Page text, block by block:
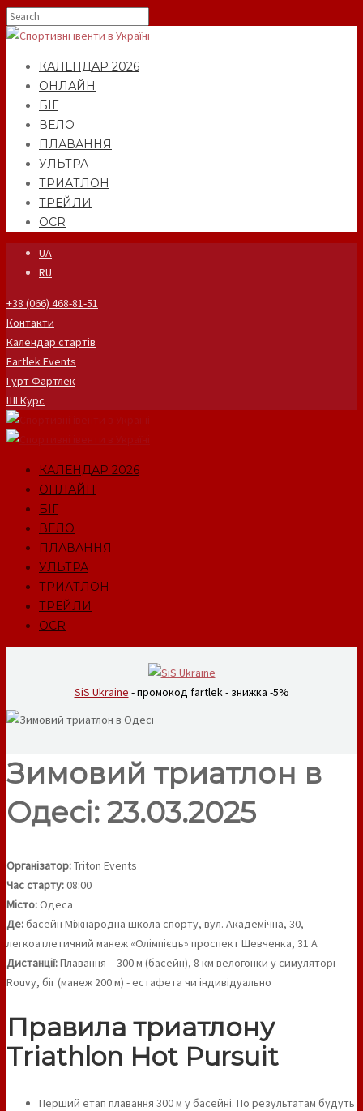
КАЛЕНДАР 2026
ОНЛАЙН
БІГ
ВЕЛО
ПЛАВАННЯ
УЛЬТРА
ТРИАТЛОН
ТРЕЙЛИ
OCR
UA
RU
+38 (066) 468-81-51
Контакти
Календар стартів
Fartlek Events
Гурт Фартлек
ШІ Курс
КАЛЕНДАР 2026
ОНЛАЙН
БІГ
ВЕЛО
ПЛАВАННЯ
УЛЬТРА
ТРИАТЛОН
ТРЕЙЛИ
OCR
SiS Ukraine - промокод fartlek - знижка -5%
Зимовий триатлон в
Одесі: 23.03.2025
Організатор:Triton Events
Час старту:08:00
Місто:Одеса
Де:басейн Міжнародна школа спорту, вул. Академічна, 30,
легкоатлетичний манеж «Олімпієць» проспект Шевченка, 31 А
Дистанції:Плавання – 300 м (басейн), 8 км велогонки у симуляторі
Rouvy, біг (манеж 200 м) - естафета чи індивідуально
Правила триатлону
Triathlon Hot Pursuit
Перший етап плавання 300 м у басейні. По результатам будуть